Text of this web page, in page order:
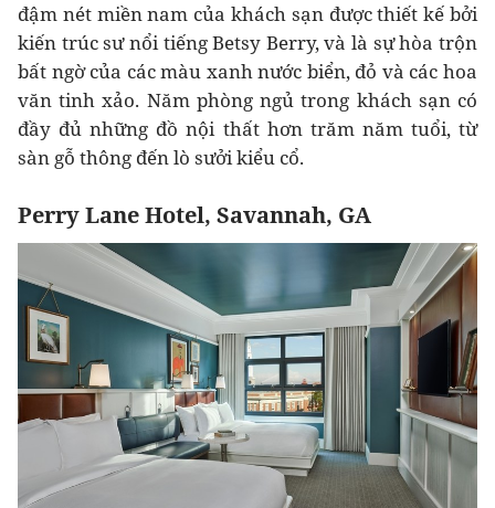
đậm nét miền nam của khách sạn được thiết kế bởi
kiến trúc sư nổi tiếng Betsy Berry, và là sự hòa trộn
bất ngờ của các màu xanh nước biển, đỏ và các hoa
văn tinh xảo. Năm phòng ngủ trong khách sạn có
đầy đủ những đồ nội thất hơn trăm năm tuổi, từ
sàn gỗ thông đến lò sưởi kiểu cổ.
Perry Lane Hotel, Savannah, GA